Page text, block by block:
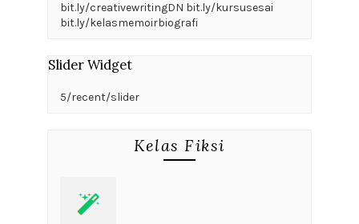
bit.ly/creativewritingDN bit.ly/kursusesai
bit.ly/kelasmemoirbiografi
Slider Widget
5/recent/slider
Kelas Fiksi